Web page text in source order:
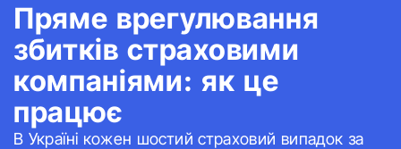
Пряме врегулювання
збитків страховими
компаніями: як це
працює
В Україні кожен шостий страховий випадок за